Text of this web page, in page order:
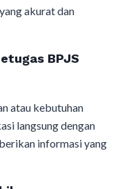
akurat dan
BPJS
atau kebutuhan
langsung dengan
informasi yang